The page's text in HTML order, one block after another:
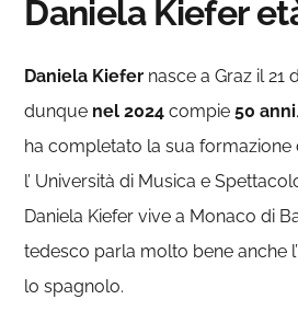
Daniela Kiefer
Daniela Kiefer nasce a Graz il 21
dunque nel 2024 compie50 anni
ha completato la sua formazione
l’ Università di Musica e
Daniela Kiefer vive a Monaco di
tedesco parla molto bene anche
lo spagnolo.